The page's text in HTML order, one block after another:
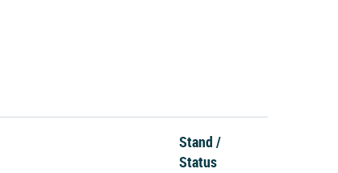
Stand /
Status